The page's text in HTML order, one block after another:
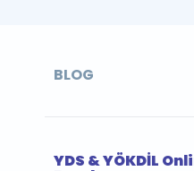
BLOG
YDS & YÖKDİL